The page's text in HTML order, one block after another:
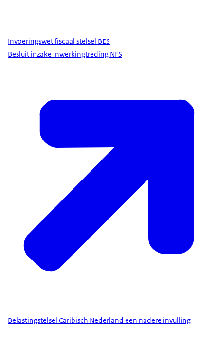
Invoeringswet fiscaal stelsel BES
Besluit inzake inwerkingtreding NFS
Belastingstelsel Caribisch Nederland een nadere invulling